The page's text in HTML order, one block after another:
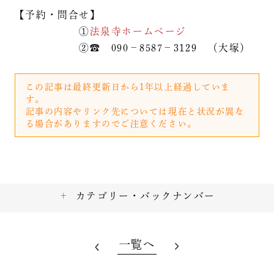
【予約・問合せ】
①法泉寺ホームページ
②☎ 090－8587－3129 （大塚）
この記事は最終更新日から1年以上経過していま
す。
記事の内容やリンク先については現在と状況が異な
る場合がありますのでご注意ください。
カテゴリー・バックナンバー
一覧へ